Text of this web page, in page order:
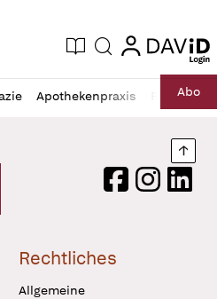
Zeitung
Aktuelle Ausgabe
Suche login
login
Apothekenpraxis RechtAbo
Logo
FacebookInstagram
Rechtliches
Allgemeine